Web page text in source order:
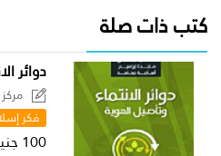
كتب ذات صلة
دوائر
فكر
100 جنية